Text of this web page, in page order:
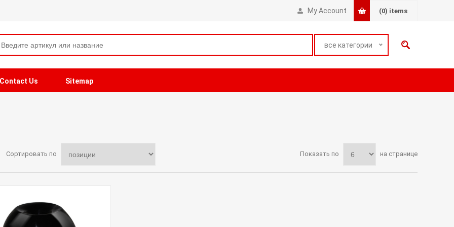
My Account (0) items
все категории
Contact Us Sitemap
Сортировать по Показать по на странице